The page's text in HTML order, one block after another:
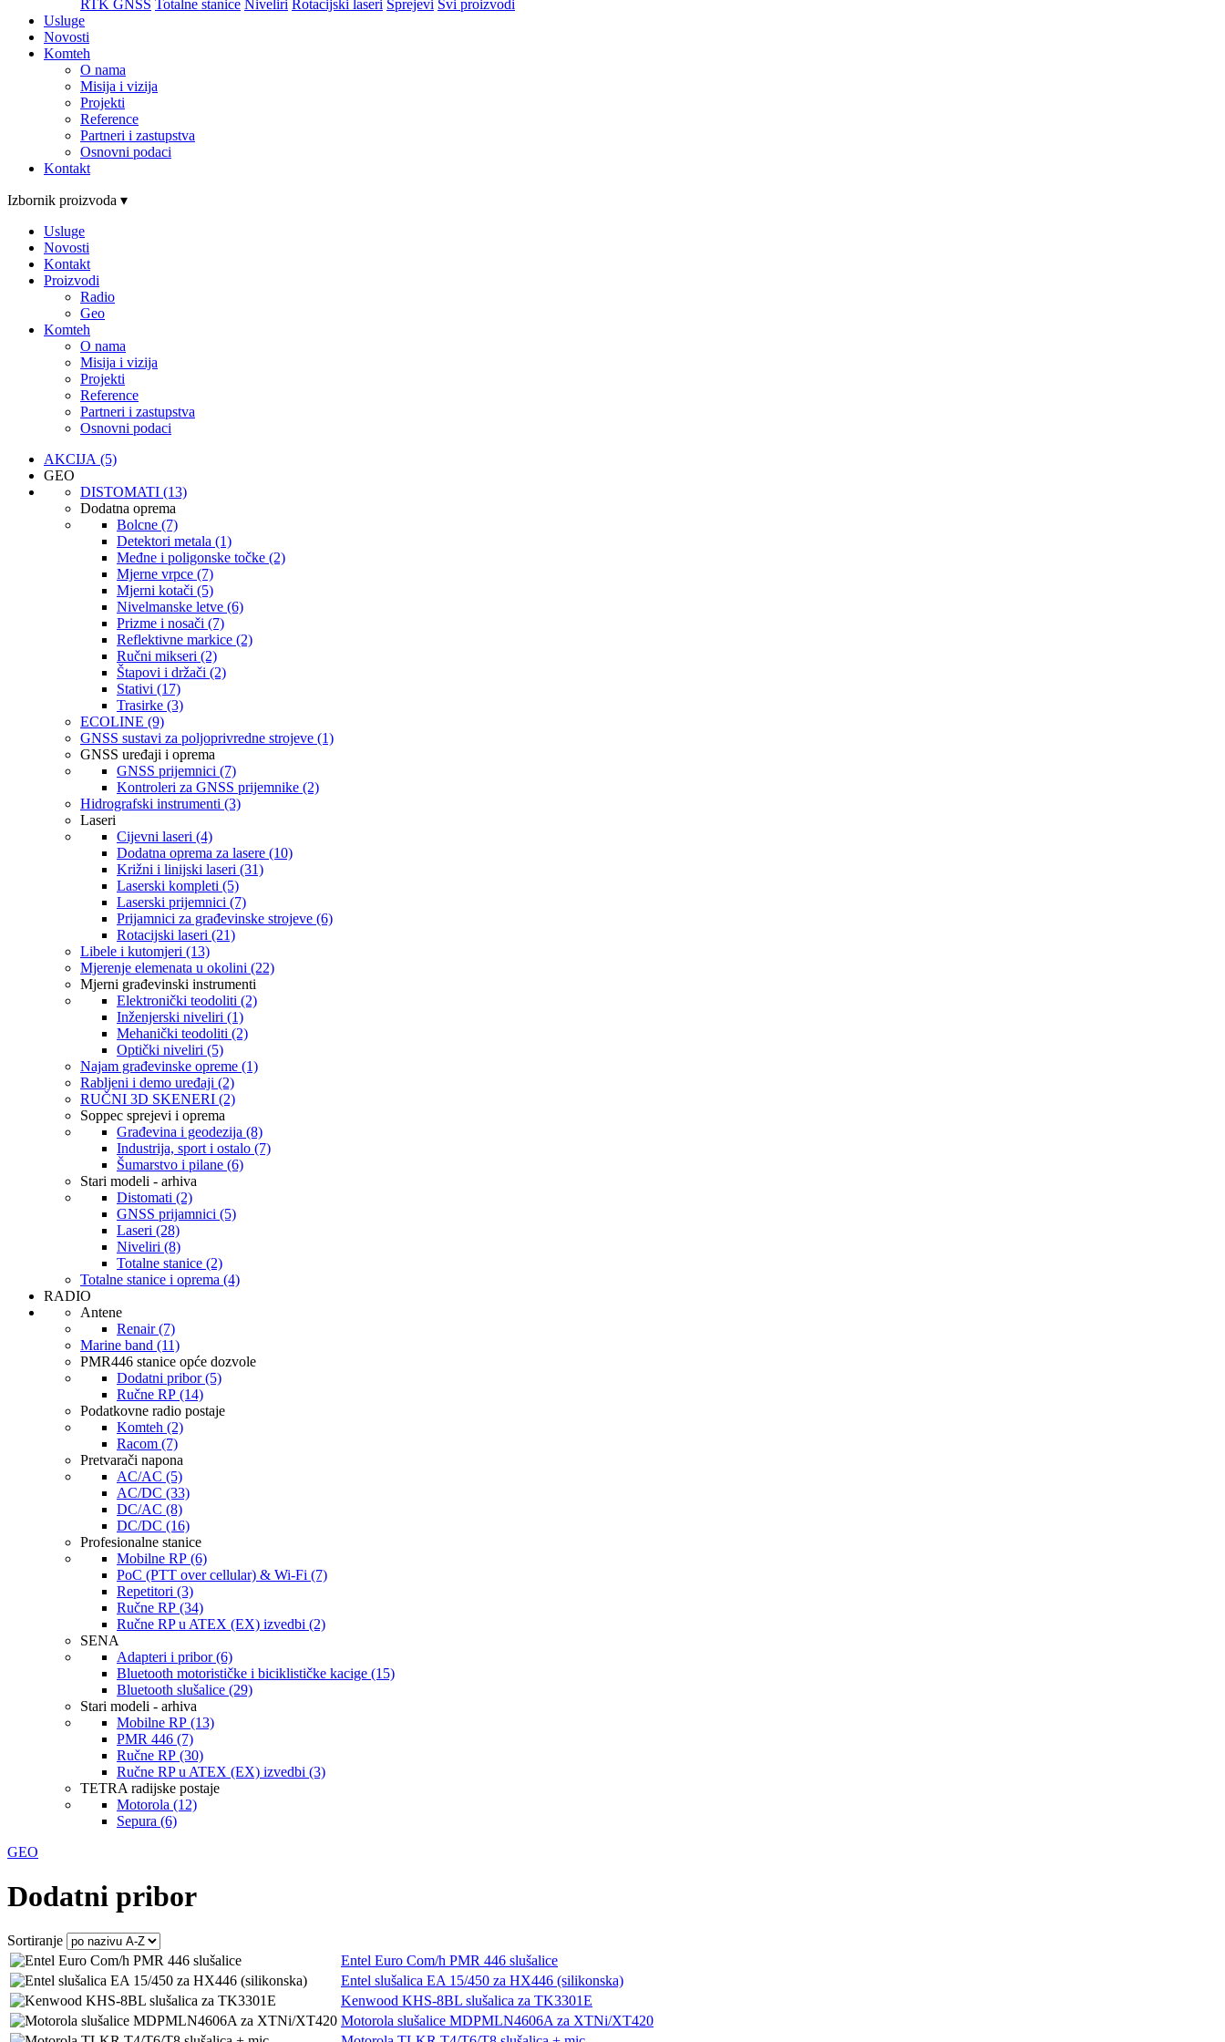
RTK GNSS Totalne stanice Niveliri Rotacijski laseri Sprejevi Svi proizvodi
Usluge
Novosti
Komteh
O nama
Misija i vizija
Projekti
Reference
Partneri i zastupstva
Osnovni podaci
Kontakt
Izbornik proizvoda ▾
Usluge
Novosti
Kontakt
Proizvodi
Radio
Geo
Komteh
O nama
Misija i vizija
Projekti
Reference
Partneri i zastupstva
Osnovni podaci
AKCIJA (5)
GEO
DISTOMATI (13)
Dodatna oprema
Bolcne (7)
Detektori metala (1)
Međne i poligonske točke (2)
Mjerne vrpce (7)
Mjerni kotači (5)
Nivelmanske letve (6)
Prizme i nosači (7)
Reflektivne markice (2)
Ručni mikseri (2)
Štapovi i držači (2)
Stativi (17)
Trasirke (3)
ECOLINE (9)
GNSS sustavi za poljoprivredne strojeve (1)
GNSS uređaji i oprema
GNSS prijemnici (7)
Kontroleri za GNSS prijemnike (2)
Hidrografski instrumenti (3)
Laseri
Cijevni laseri (4)
Dodatna oprema za lasere (10)
Križni i linijski laseri (31)
Laserski kompleti (5)
Laserski prijemnici (7)
Prijamnici za građevinske strojeve (6)
Rotacijski laseri (21)
Libele i kutomjeri (13)
Mjerenje elemenata u okolini (22)
Mjerni građevinski instrumenti
Elektronički teodoliti (2)
Inženjerski niveliri (1)
Mehanički teodoliti (2)
Optički niveliri (5)
Najam građevinske opreme (1)
Rabljeni i demo uređaji (2)
RUČNI 3D SKENERI (2)
Soppec sprejevi i oprema
Građevina i geodezija (8)
Industrija, sport i ostalo (7)
Šumarstvo i pilane (6)
Stari modeli - arhiva
Distomati (2)
GNSS prijamnici (5)
Laseri (28)
Niveliri (8)
Totalne stanice (2)
Totalne stanice i oprema (4)
RADIO
Antene
Renair (7)
Marine band (11)
PMR446 stanice opće dozvole
Dodatni pribor (5)
Ručne RP (14)
Podatkovne radio postaje
Komteh (2)
Racom (7)
Pretvarači napona
AC/AC (5)
AC/DC (33)
DC/AC (8)
DC/DC (16)
Profesionalne stanice
Mobilne RP (6)
PoC (PTT over cellular) & Wi-Fi (7)
Repetitori (3)
Ručne RP (34)
Ručne RP u ATEX (EX) izvedbi (2)
SENA
Adapteri i pribor (6)
Bluetooth motorističke i biciklističke kacige (15)
Bluetooth slušalice (29)
Stari modeli - arhiva
Mobilne RP (13)
PMR 446 (7)
Ručne RP (30)
Ručne RP u ATEX (EX) izvedbi (3)
TETRA radijske postaje
Motorola (12)
Sepura (6)
GEO
Dodatni pribor
Sortiranje
Entel Euro Com/h PMR 446 slušalice
Entel slušalica EA 15/450 za HX446 (silikonska)
Kenwood KHS-8BL slušalica za TK3301E
Motorola slušalice MDPMLN4606A za XTNi/XT420